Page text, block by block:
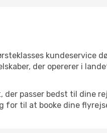
kundeservice
der opererer i
passer bedst til dine
for til at booke dine